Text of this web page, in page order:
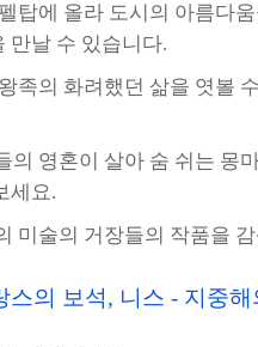
탑에 올라 도시의 아름다
만날 수 있습니다.
족의 화려했던 삶을 엿볼
의 영혼이 살아 숨 쉬는 몽
세요.
미술의 거장들의 작품을
스의 보석, 니스 - 지중